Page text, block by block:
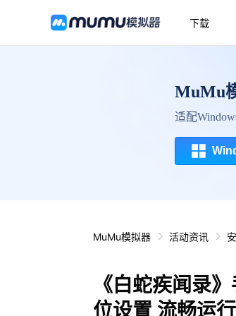
下载
MuMu
适配
MuMu模拟器 活动资讯
《白蛇疾闻录
位设置 流畅运